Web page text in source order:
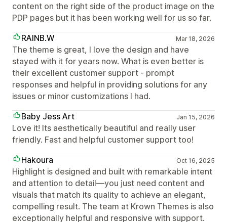
content on the right side of the product image on the
PDP pages but it has been working well for us so far.
RAINB.W
Mar 18, 2026
The theme is great, I love the design and have
stayed with it for years now. What is even better is
their excellent customer support - prompt
responses and helpful in providing solutions for any
issues or minor customizations I had.
Baby Jess Art
Jan 15, 2026
Love it! Its aesthetically beautiful and really user
friendly. Fast and helpful customer support too!
Hakoura
Oct 16, 2025
Highlight is designed and built with remarkable intent
and attention to detail—you just need content and
visuals that match its quality to achieve an elegant,
compelling result. The team at Krown Themes is also
exceptionally helpful and responsive with support.